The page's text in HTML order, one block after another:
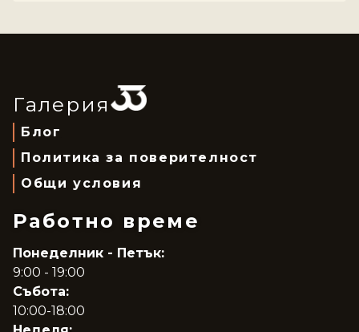
Галерия
Блог
Политика за поверителност
Общи условия
Работно време
Понеделник - Петък:
9:00 - 19:00
Събота:
10:00-18:00